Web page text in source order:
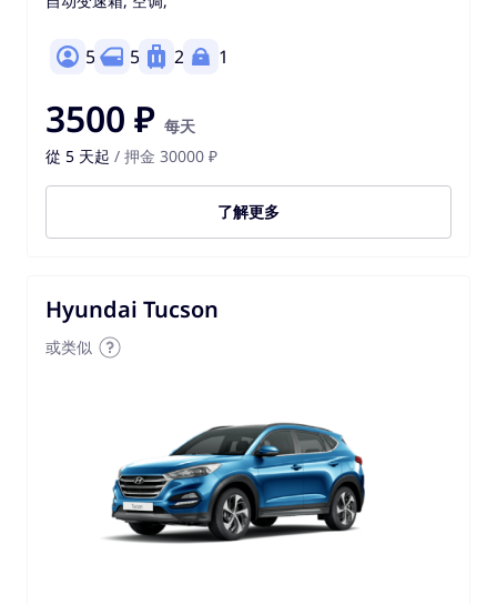
5 5 2 1
3500 ₽ 每天
從 5 天起 / 押金 30000 ₽
了解更多
Hyundai Tucson
或类似